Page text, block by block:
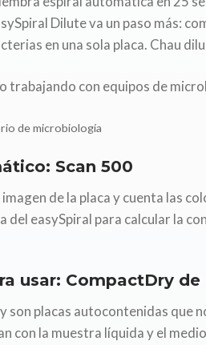
Dilute va un paso más:
en una sola placa. Chau
de microbiología
Scan 500
imagen de la placa y cuenta las
del easySpiral para calcular la
usar: CompactDry
son placas autocontenidas que
con la muestra líquida y el